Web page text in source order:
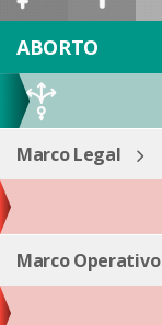
ESP
ABORTO
Marco Legal
Marco Operativo